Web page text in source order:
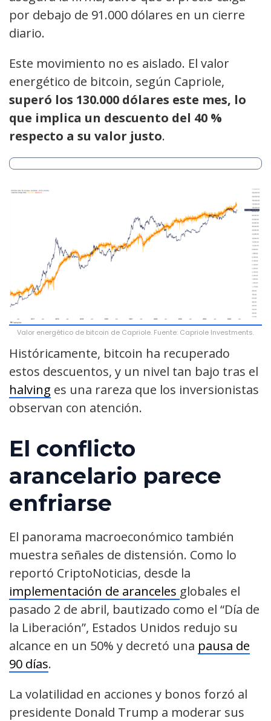
por debajo de 91.000 dólares en un cierre
diario.
Este movimiento no es aislado. El valor
energético de bitcoin, según Capriole,
superó los 130.000 dólares este mes, lo
que implica un descuento del 40 %
respecto a su valor justo.
Valor energético de bitcoin de Capriole. Fuente: Capriole Investments.
Históricamente, bitcoin ha recuperado
estos descuentos, y un nivel tan bajo tras el
halving es una rareza que los inversionistas
observan con atención.
El conflicto
arancelario parece
enfriarse
El panorama macroeconómico también
muestra señales de distensión. Como lo
reportó CriptoNoticias, desde la
implementación de aranceles globales el
pasado 2 de abril, bautizado como el “Día de
la Liberación”, Estados Unidos redujo su
alcance en un 50% y decretó una pausa de
90 días.
La volatilidad en acciones y bonos forzó al
presidente Donald Trump a moderar sus